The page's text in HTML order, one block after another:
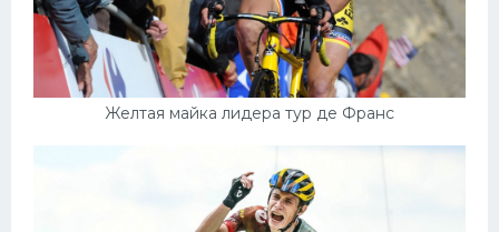
Желтая майка лидера тур де Франс